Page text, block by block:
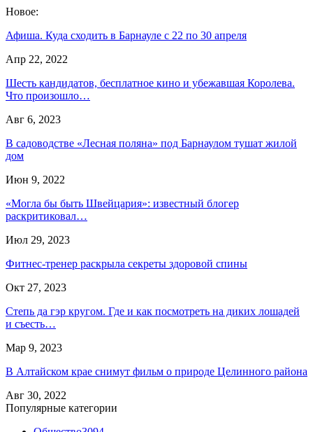
Новое:
Афиша. Куда сходить в Барнауле с 22 по 30 апреля
Апр 22, 2022
Шесть кандидатов, бесплатное кино и убежавшая Королева.
Что произошло…
Авг 6, 2023
В садоводстве «Лесная поляна» под Барнаулом тушат жилой
дом
Июн 9, 2022
«Могла бы быть Швейцария»: известный блогер
раскритиковал…
Июл 29, 2023
Фитнес-тренер раскрыла секреты здоровой спины
Окт 27, 2023
Степь да гэр кругом. Где и как посмотреть на диких лошадей
и съесть…
Мар 9, 2023
В Алтайском крае снимут фильм о природе Целинного района
Авг 30, 2022
Популярные категории